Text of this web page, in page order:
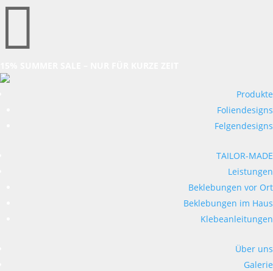

Produkte
Foliendesigns
Felgendesigns
TAILOR-MADE
Leistungen
Beklebungen vor Ort
Beklebungen im Haus
Klebeanleitungen
Über uns
Galerie